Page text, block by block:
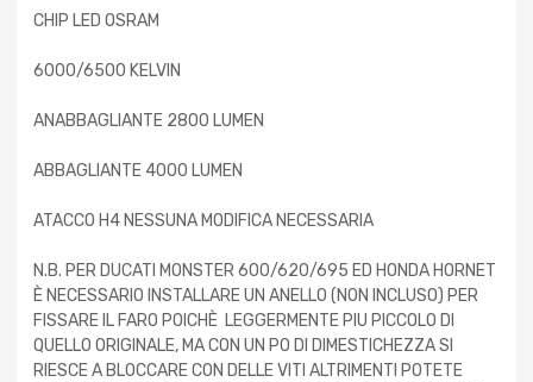
CHIP LED OSRAM
6000/6500 KELVIN
ANABBAGLIANTE 2800 LUMEN
ABBAGLIANTE 4000 LUMEN
ATACCO H4 NESSUNA MODIFICA NECESSARIA
N.B. PER DUCATI MONSTER 600/620/695 ED HONDA HORNET
È NECESSARIO INSTALLARE UN ANELLO (NON INCLUSO) PER
FISSARE IL FARO POICHÈ LEGGERMENTE PIU PICCOLO DI
QUELLO ORIGINALE, MA CON UN PO DI DIMESTICHEZZA SI
RIESCE A BLOCCARE CON DELLE VITI ALTRIMENTI POTETE